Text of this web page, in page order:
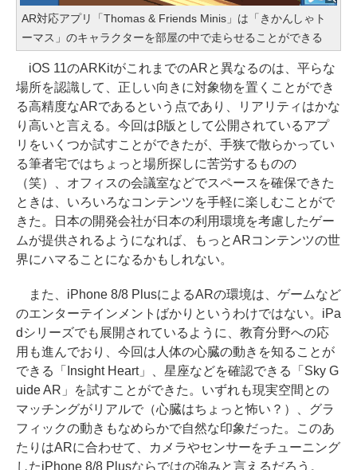
AR対応アプリ「Thomas & Friends Minis」は「きかんしゃト
ーマス」のキャラクターを部屋の中で走らせることができる
iOS 11のARKitがこれまでのARと異なるのは、平らな
場所を認識して、正しい向きに対象物を置くことができ
る高精度なARであるという点であり、リアリティはかな
り高いと言える。今回はβ版として公開されているアプ
リをいくつか試すことができたが、手狭で散らかってい
る筆者宅ではちょっと場所探しに苦労するものの
（笑）、オフィスの会議室などでスペースを確保できた
ときは、いろいろなコンテンツを手軽に楽しむことがで
きた。日本の開発会社が日本の利用環境を考慮したゲー
ムが提供されるようになれば、もっとARコンテンツの世
界にハマることになるかもしれない。
また、iPhone 8/8 PlusによるARの環境は、ゲームなど
のエンターテインメントばかりというわけではない。iPa
dシリーズでも展開されているように、教育分野への応
用も進んでおり、今回は人体の心臓の動きを知ることが
できる「Insight Heart」、星座などを確認できる「Sky G
uide AR」を試すことができた。いずれも現実空間との
マッチングがリアルで（心臓はちょっと怖い？）、グラ
フィックの動きもなめらかで自然な印象だった。このあ
たりはARに合わせて、カメラやセンサーをチューニング
したiPhone 8/8 Plusならではの強みと言えるだろう。